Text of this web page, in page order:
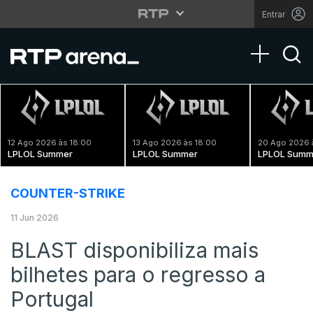
Entrar
Toggle
12 Ago 2026 às 18:00
LPLOL Summer
13 Ago 2026 às 18:00
LPLOL Summer
20 Ago 2026
LPLOL
COUNTER-STRIKE
11 Jun 2026
BLAST disponibiliza mais
bilhetes para o regresso a
Portugal